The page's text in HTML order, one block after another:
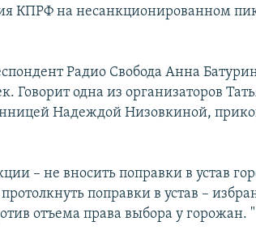
КПРФ на несанкционированном
Радио Свобода Анна
Говорит одна из организаторов
Надеждой Низовкиной,
– не вносить поправки в устав
поправки в устав –
отъема права выбора у горожан. "